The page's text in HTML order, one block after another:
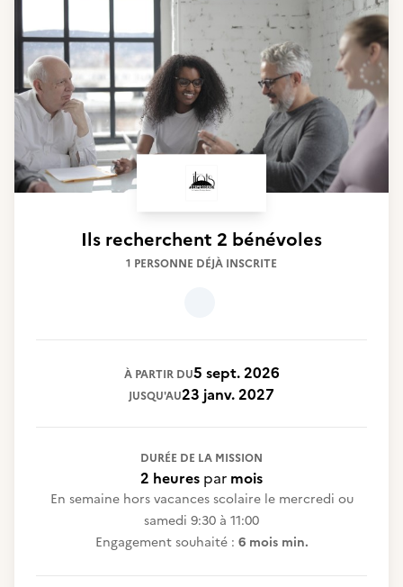
Ils recherchent 2 bénévoles
1 PERSONNE DÉJÀ INSCRITE
À PARTIR DU5 sept. 2026
JUSQU'AU23 janv. 2027
DURÉE DE LA MISSION
2 heures par mois
En semaine hors vacances scolaire le mercredi ou
samedi 9:30 à 11:00
Engagement souhaité : 6 mois min.